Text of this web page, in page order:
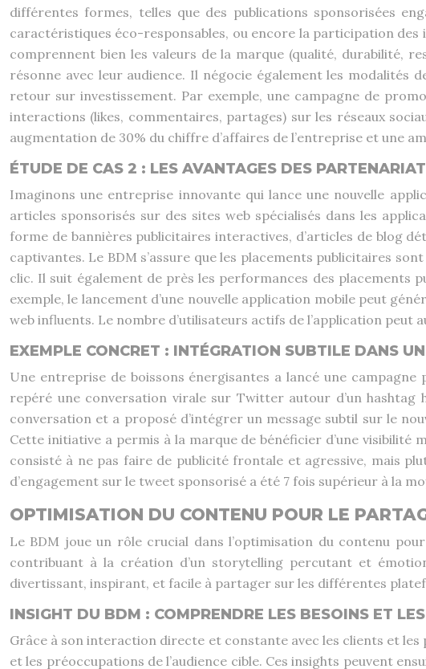
différentes formes, telles que des publications sponsorisées
caractéristiques éco-responsables, ou encore la participation des
comprennent bien les valeurs de la marque (qualité, durabilité,
résonne avec leur audience. Il négocie également les
retour sur investissement. Par exemple, une campagne de
interactions (likes, commentaires, partages) sur les réseaux
augmentation de 30% du chiffre d’affaires de l’entreprise et une
ÉTUDE DE CAS 2 : LES AVANTAGES DES
Imaginons une entreprise innovante qui lance une nouvelle
articles sponsorisés sur des sites web spécialisés dans les
forme de bannières publicitaires interactives, d’articles de blog
captivantes. Le BDM s’assure que les placements publicitaires
clic. Il suit également de près les performances des placements
exemple, le lancement d’une nouvelle application mobile peut
web influents. Le nombre d’utilisateurs actifs de l’application peut
EXEMPLE CONCRET : INTÉGRATION SUBTILE DANS
Une entreprise de boissons énergisantes a lancé une
repéré une conversation virale sur Twitter autour d’un
conversation et a proposé d’intégrer un message subtil sur le
Cette initiative a permis à la marque de bénéficier d’une visibilité
consisté à ne pas faire de publicité frontale et agressive, mais
d’engagement sur le tweet sponsorisé a été 7 fois supérieur à la
OPTIMISATION DU CONTENU POUR LE
Le BDM joue un rôle crucial dans l’optimisation du contenu
contribuant à la création d’un storytelling percutant et
divertissant, inspirant, et facile à partager sur les différentes
INSIGHT DU BDM : COMPRENDRE LES BESOINS ET
Grâce à son interaction directe et constante avec les clients et
et les préoccupations de l’audience cible. Ces insights peuvent